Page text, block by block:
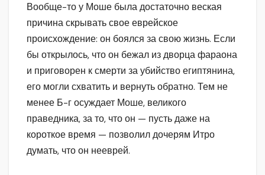
Вообще-то у Моше была достаточно веская
причина скрывать свое еврейское
происхождение: он боялся за свою жизнь. Если
бы открылось, что он бежал из дворца фараона
и приговорен к смерти за убийство египтянина,
его могли схватить и вернуть обратно. Тем не
менее Б-г осуждает Моше, великого
праведника, за то, что он — пусть даже на
короткое время — позволил дочерям Итро
думать, что он нееврей.